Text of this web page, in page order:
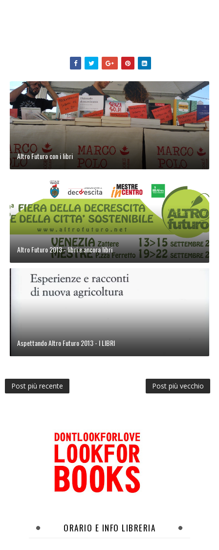
Altro Futuro con i libri
Altro Futuro 2013 - libri e ancora libri
Aspettando Altro Futuro 2013 - I LIBRI
Post più recente Post più vecchio
ORARIO E INFO LIBRERIA